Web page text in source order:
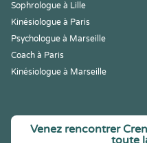
Sophrologue à Lille
Kinésiologue à Paris
Psychologue à Marseille
Coach à Paris
Kinésiologue à Marseille
Venez rencontrer
toute